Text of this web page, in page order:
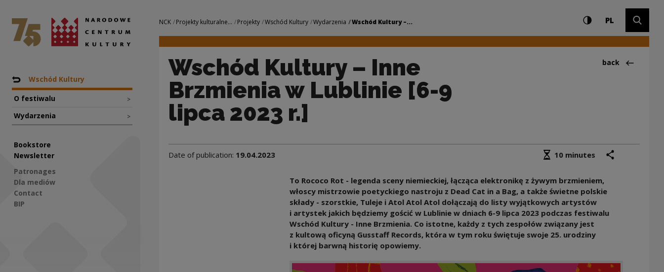
Wschód Kultury – Inne Brzmienia w Lublinie [6-9 lipca
National Centre for Culture Poland
Nawigacja
Back to: Projekty
Wschód Kultury
O festiwalu >
Wydarzenia >
Bookstore
Newsletter
Patronages
Dla mediów
Contact
BIP
Navigation
NCK Projekty kulturalne... Projekty Wschód Kultury Wydarzenia Wschód Kultury –... Settings and search
High contrast
PLCHANGE
Wschód Kultury – Inne
Brzmienia w Lublinie [6-9
lipca 2023 r.]
Back
back
Date of publication: 19.04.2023 Średni czas czytania
10 minutes
To Rococo Rot - legenda sceny niemieckiej, łącząca elektronikę z żywym brzmieniem,
włoscy mistrzowie poetyckiego nastroju z Dead Cat in a Bag, a także świetne polskie
składy - szorstkie, Tuleje i Atol Atol Atol dołączają do listy wyjątkowych artystów
i artystek jakich będziemy gościć w Lublinie w dniach 6-9 lipca 2023 podczas festiwalu
Wschód Kultury - Inne Brzmienia. Co istotne, każdy z tych zespołów związany jest
z kultową oficyną Gusstaff Records, która w tym roku świętuje swoje 25. urodziny
i której barwną historię opowiemy.